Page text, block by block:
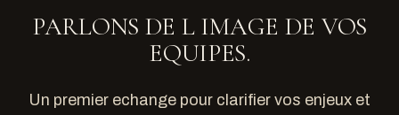
PARLONS DE L IMAGE DE VOS
EQUIPES.
Un premier echange pour clarifier vos enjeux et